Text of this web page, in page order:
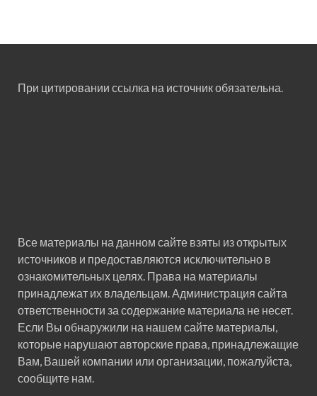
При цитировании ссылка на источник обязательна.
Все материалы на данном сайте взяты из открытых
источников и предоставляются исключительно в
ознакомительных целях. Права на материалы
принадлежат их владельцам. Администрация сайта
ответственности за содержание материала не несет.
Если Вы обнаружили на нашем сайте материалы,
которые нарушают авторские права, принадлежащие
Вам, Вашей компании или организации, пожалуйста,
сообщите нам.